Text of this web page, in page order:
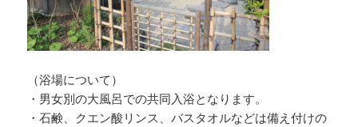
（浴場について）
・男女別の大風呂での共同入浴となります。
・石鹸、クエン酸リンス、バスタオルなどは備え付けの